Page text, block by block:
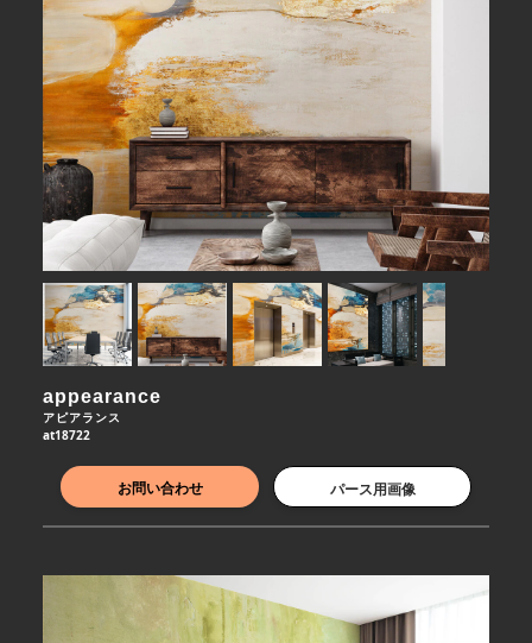
appearance
アピアランス
at18722
お問い合わせ パース用画像